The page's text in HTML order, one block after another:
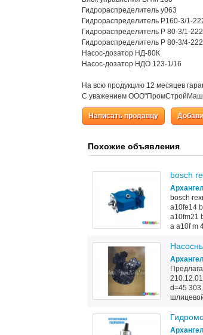
Гидрораспределитель у063
Гидрораспределитель P160-3/1-
Гидрораспределитель Р 80-3/1-222
Гидрораспределитель Р 80-3/4-222
Насос-дозатор НД-80К
Насос-дозатор НДО 123-1/16
На всю продукцию 12 месяцев
С уважением
Написать продавцу
Похожие объявления
bosch
bosch
a10fe14
a10fm21
a a10f m
d=45